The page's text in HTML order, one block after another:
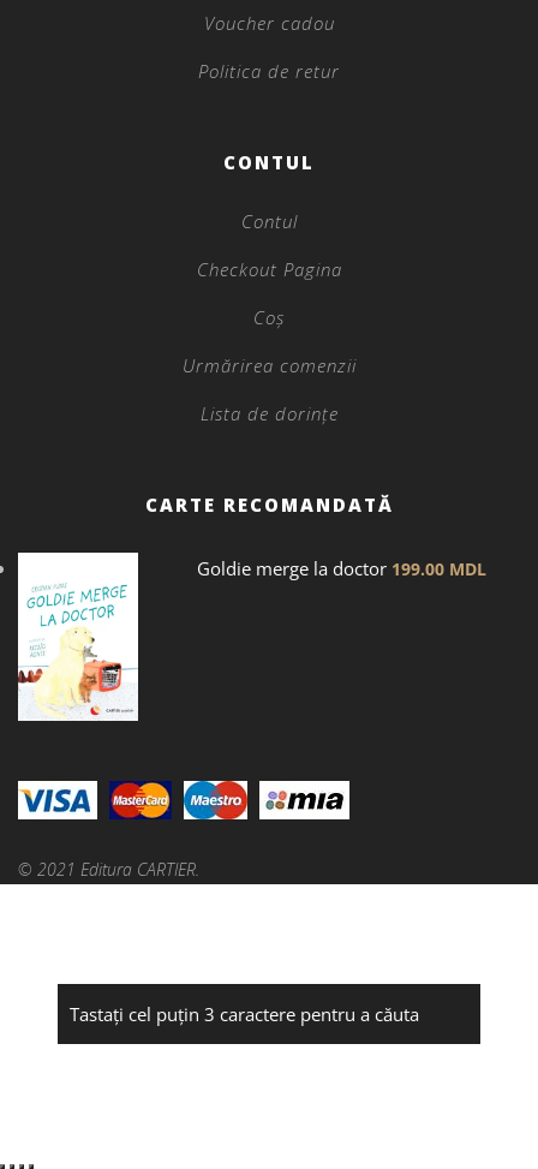
Voucher cadou
Politica de retur
CONTUL
Contul
Checkout Pagina
Coș
Urmărirea comenzii
Lista de dorințe
CARTE RECOMANDATĂ
Goldie merge la doctor 199.00 MDL
© 2021 Editura CARTIER.